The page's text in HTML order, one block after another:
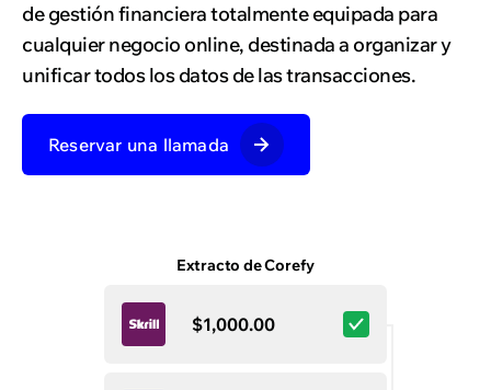
de gestión financiera totalmente equipada para
cualquier negocio online, destinada a organizar y
unificar todos los datos de las transacciones.
Reservar una llamada
Extracto de Corefy
$1,000.00